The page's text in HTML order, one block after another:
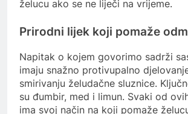
želucu ako se ne liječi na vrijeme.
Prirodni lijek koji pomaže
Napitak o kojem govorimo sadrži
imaju snažno protivupalno
smirivanju želudačne sluznice.
su đumbir, med i limun. Svaki od
ima svoj način na koji pomaže